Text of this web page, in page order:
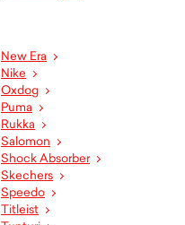
New Era
Nike
Oxdog
Puma
Rukka
Salomon
Shock Absorber
Skechers
Speedo
Titleist